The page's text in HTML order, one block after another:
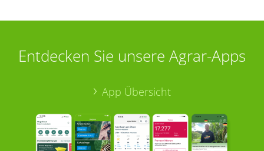
Entdecken Sie unsere Agrar-Apps
App Übersicht